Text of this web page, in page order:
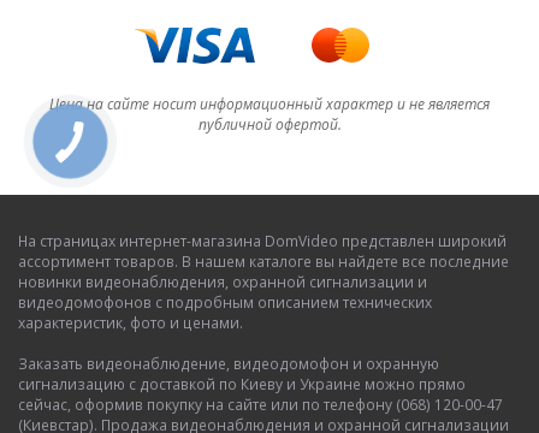
Цена на сайте носит информационный характер и не является
публичной офертой.
На страницах интернет-магазина DomVideo представлен широкий
ассортимент товаров. В нашем каталоге вы найдете все последние
новинки видеонаблюдения, охранной сигнализации и
видеодомофонов с подробным описанием технических
характеристик, фото и ценами.
Заказать видеонаблюдение, видеодомофон и охранную
сигнализацию с доставкой по Киеву и Украине можно прямо
сейчас, оформив покупку на сайте или по телефону (068) 120-00-47
(Киевстар). Продажа видеонаблюдения и охранной сигнализации